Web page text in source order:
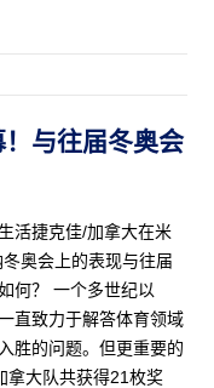
！与往届冬奥会
活捷克佳/加拿大在米
奥会上的表现与往届
何？ 一个多世纪以
直致力于解答体育领域
胜的问题。但更重要的
拿大队共获得21枚奖